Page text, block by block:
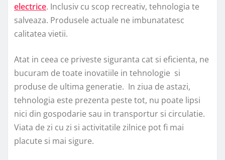
electrice. Inclusiv cu scop recreativ, tehnologia te
salveaza. Produsele actuale ne imbunatatesc
calitatea vietii.
Atat in ceea ce priveste siguranta cat si eficienta, ne
bucuram de toate inovatiile in tehnologie si
produse de ultima generatie. In ziua de astazi,
tehnologia este prezenta peste tot, nu poate lipsi
nici din gospodarie sau in transportur si circulatie.
Viata de zi cu zi si activitatile zilnice pot fi mai
placute si mai sigure.